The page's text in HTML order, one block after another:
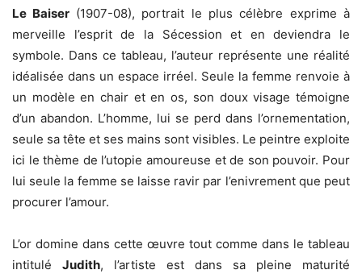
Le Baiser (1907-08), portrait le plus célèbre exprime à
merveille l’esprit de la Sécession et en deviendra le
symbole. Dans ce tableau, l’auteur représente une réalité
idéalisée dans un espace irréel. Seule la femme renvoie à
un modèle en chair et en os, son doux visage témoigne
d’un abandon. L’homme, lui se perd dans l’ornementation,
seule sa tête et ses mains sont visibles. Le peintre exploite
ici le thème de l’utopie amoureuse et de son pouvoir. Pour
lui seule la femme se laisse ravir par l’enivrement que peut
procurer l’amour.
L’or domine dans cette œuvre tout comme dans le tableau
intitulé Judith, l’artiste est dans sa pleine maturité